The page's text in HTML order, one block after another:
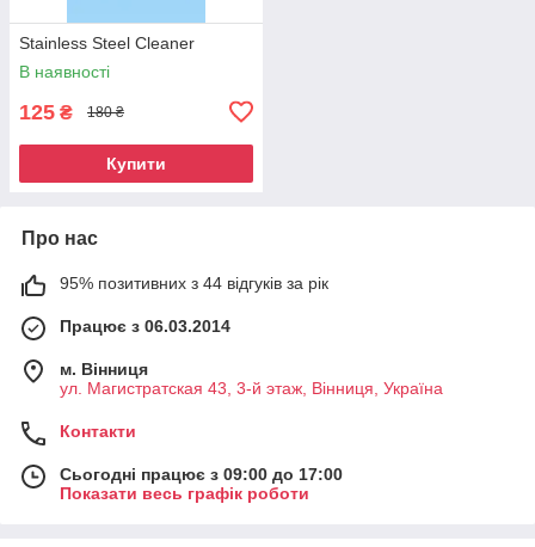
Stainless Steel Cleaner
В наявності
125 ₴ 180 ₴
Купити
Про нас
95% позитивних з 44 відгуків за рік
Працює з 06.03.2014
м. Вінниця
ул. Магистратская 43, 3-й этаж, Вінниця, Україна
Контакти
Сьогодні працює з 09:00 до 17:00
Показати весь графік роботи